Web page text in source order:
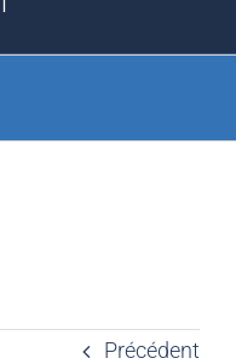
Précédent